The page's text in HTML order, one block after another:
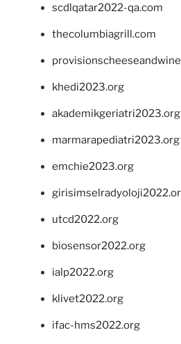
scdlqatar2022-qa.com
thecolumbiagrill.com
khedi2023.org
akademikgeriatri2023.org
marmarapediatri2023.org
emchie2023.org
utcd2022.org
biosensor2022.org
ialp2022.org
klivet2022.org
ifac-hms2022.org